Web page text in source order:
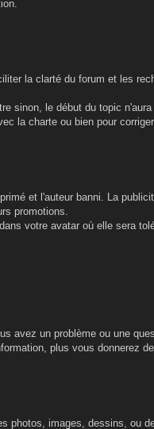
la clarté du forum et les
sinon, le début du topic
la charte ou bien pour
et l'auteur banni. La
promotions.
votre avatar où elle sera
avez un problème ou une
plus vous donnerez
photos, images, dessins, ou